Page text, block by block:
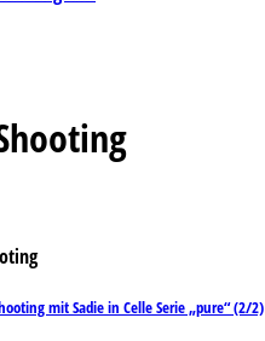
mit Sadie in Celle Serie „pure“ (2/2)